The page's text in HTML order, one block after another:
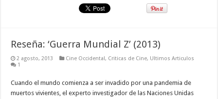
Reseña: ‘Guerra Mundial Z’ (2013)
2 agosto, 2013 Cine Occidental, Criticas de Cine, Ultimos Articulos
1
Cuando el mundo comienza a ser invadido por una pandemia de
muertos vivientes, el experto investigador de las Naciones Unidas